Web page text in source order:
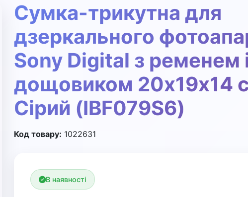
Сумка-трикутна для
дзеркального
Sony Digital з ременем
дощовиком 20х19х14
Сірий (IBF079S6)
Код товару: 1022631
В наявності